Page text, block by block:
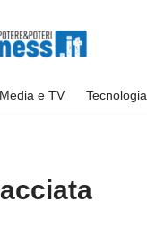
Media e TV Tecnologia